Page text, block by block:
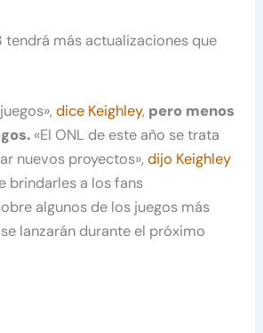
tendrá más actualizaciones que
dice Keighley, pero menos
«El ONL de este año se trata
nuevos proyectos»,dijo Keighley
brindarles a los fans
algunos de los juegos más
lanzarán durante el próximo